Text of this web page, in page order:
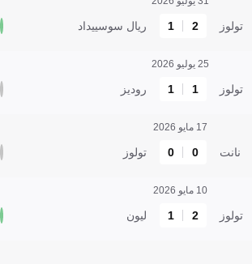
تولوز 2
1 ريال سوسييداد
25 يوليو 2026
تولوز 1
1 روديز
17 مايو 2026
نانت 0
0 تولوز
10 مايو 2026
تولوز 2
1 ليون